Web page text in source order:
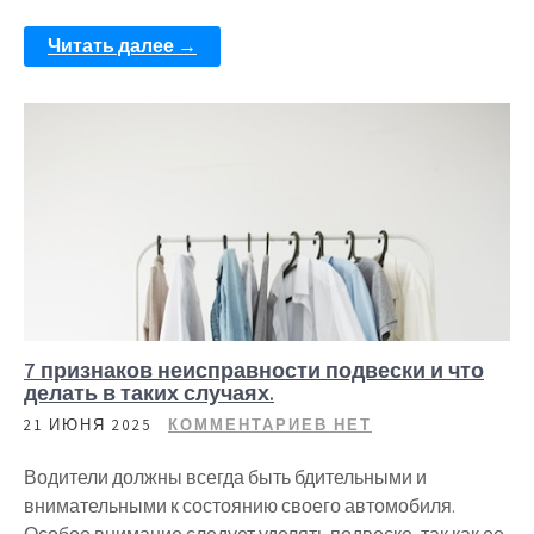
Читать далее →
7 признаков неисправности подвески и что
делать в таких случаях.
21 ИЮНЯ 2025 КОММЕНТАРИЕВ НЕТ
Водители должны всегда быть бдительными и
внимательными к состоянию своего автомобиля.